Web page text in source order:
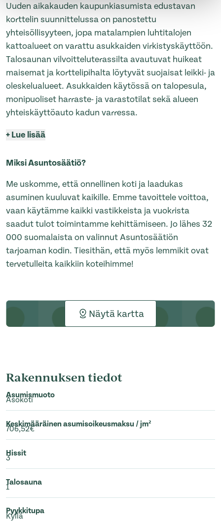
Uuden aikakauden kaupunkiasumista edustavan
korttelin suunnittelussa on panostettu
yhteisöllisyyteen, jopa matalampien luhtitalojen
kattoalueet on varattu asukkaiden virkistyskäyttöön.
Talosaunan vilvoitteluterassilta avautuvat huikeat
maisemat ja korttelipihalta löytyvät suojaisat leikki- ja
oleskelualueet. Asukkaiden käytössä on talopesula,
monipuoliset harraste- ja varastotilat sekä alueen
yhteiskäyttöauto kadun varressa.
+Lue lisää
Miksi Asuntosäätiö?
Me uskomme, että onnellinen koti ja laadukas
asuminen kuuluvat kaikille. Emme tavoittele voittoa,
vaan käytämme kaikki vastikkeista ja vuokrista
saadut tulot toimintamme kehittämiseen. Jo lähes 32
000 suomalaista on valinnut Asuntosäätiön
tarjoaman kodin. Tiesithän, että myös lemmikit ovat
tervetulleita kaikkiin koteihimme!
Näytä kartta
Rakennuksen tiedot
Asumismuoto
Asokoti
Keskimääräinen asumisoikeusmaksu / jm²
706,52€
Hissit
3
Talosauna
1
Pyykkitupa
Kyllä